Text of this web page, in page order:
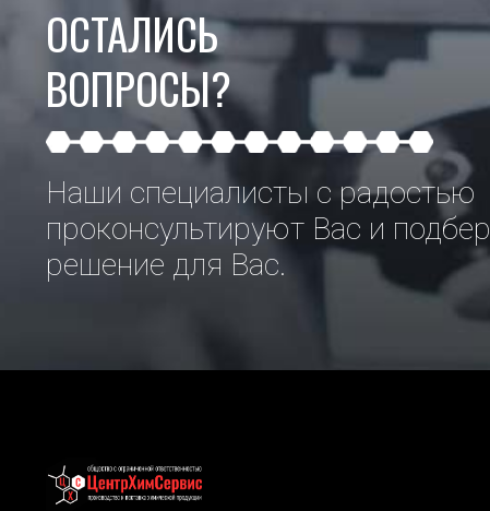
ОСТАЛИСЬ
ВОПРОСЫ?
Наши специалисты с радостью
проконсультируют Вас и
решение для Вас.